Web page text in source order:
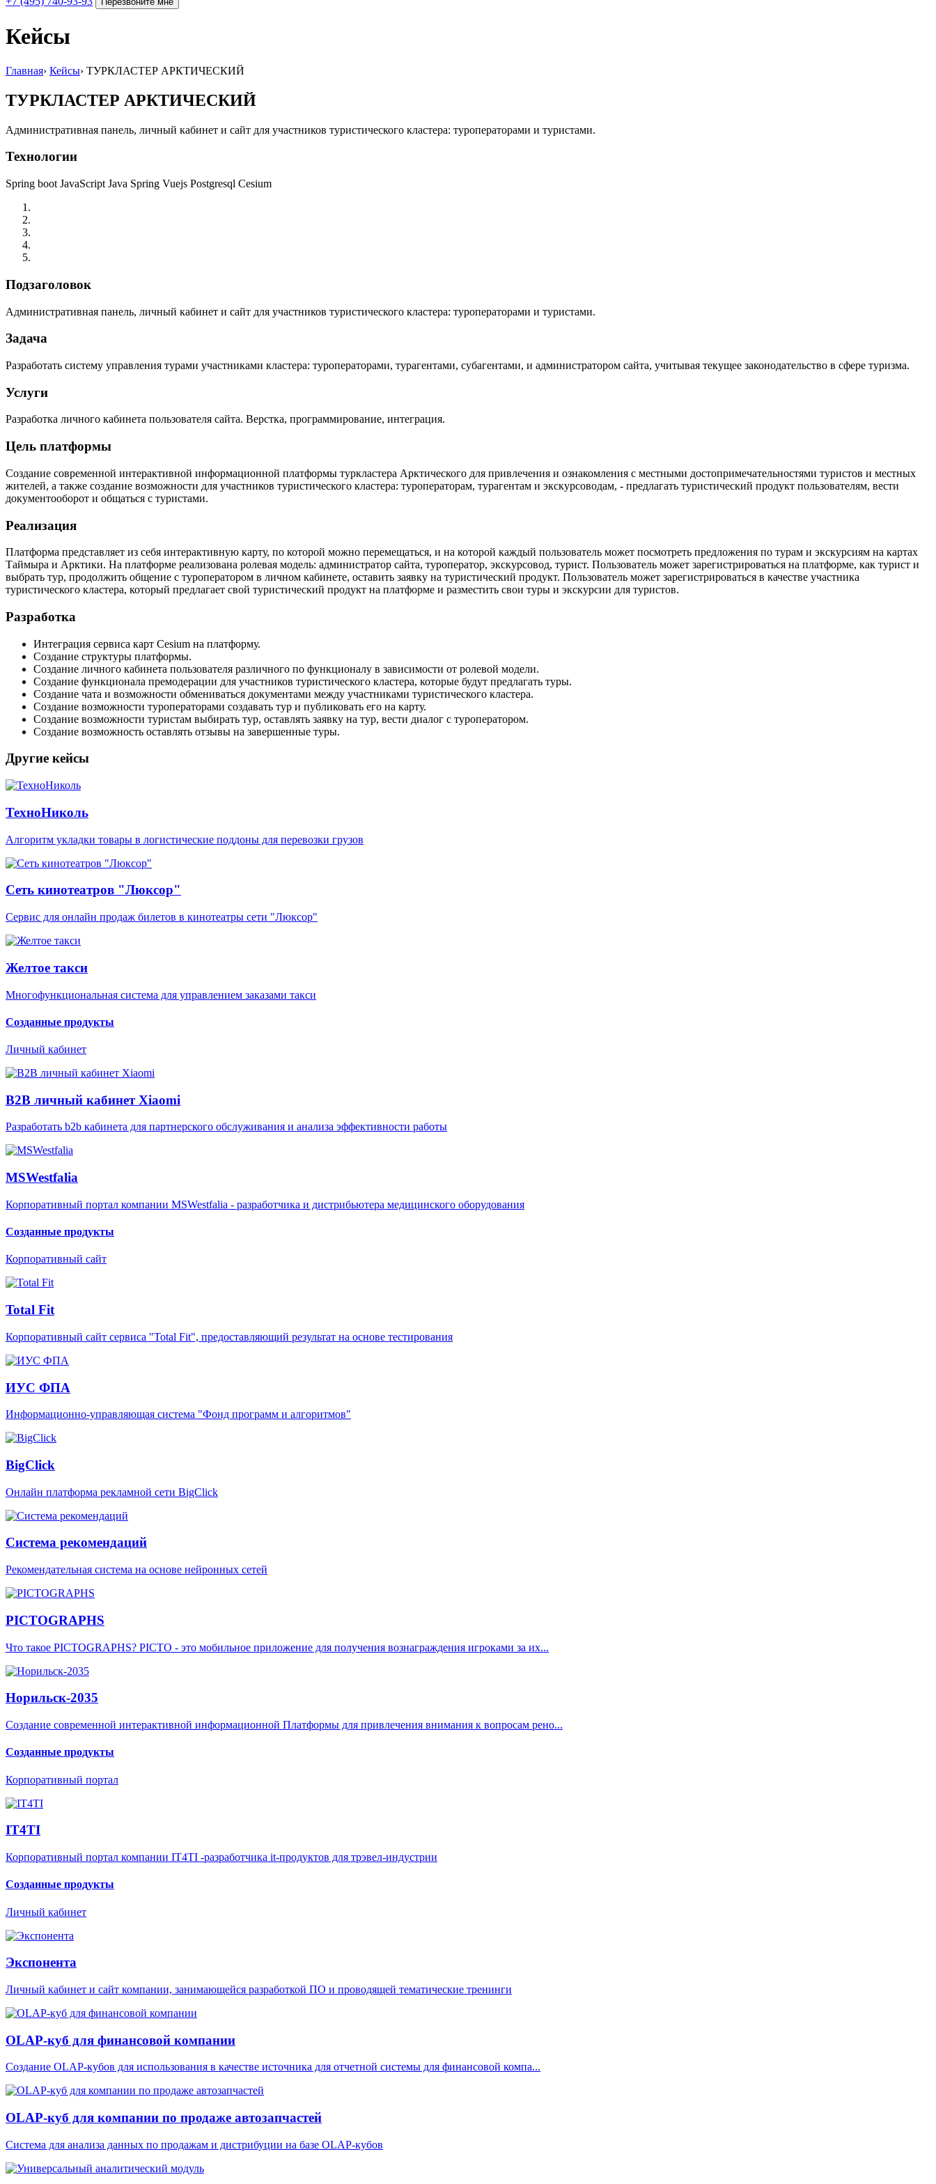
Кейсы
Главная› Кейсы› ТУРКЛАСТЕР АРКТИЧЕСКИЙ
ТУРКЛАСТЕР АРКТИЧЕСКИЙ
Административная панель, личный кабинет и сайт для участников туристического кластера: туроператорами и туристами.
Технологии
Spring boot JavaScript Java Spring Vuejs Postgresql Cesium
Подзаголовок
Административная панель, личный кабинет и сайт для участников туристического кластера: туроператорами и туристами.
Задача
Разработать систему управления турами участниками кластера: туроператорами, турагентами, субагентами, и администратором сайта, учитывая текущее законодательство в сфере туризма.
Услуги
Разработка личного кабинета пользователя сайта. Верстка, программирование, интеграция.
Цель платформы
Создание современной интерактивной информационной платформы туркластера Арктического для привлечения и ознакомления с местными достопримечательностями туристов и местных
жителей, а также создание возможности для участников туристического кластера: туроператорам, турагентам и экскурсоводам, - предлагать туристический продукт пользователям, вести
документооборот и общаться с туристами.
Реализация
Платформа представляет из себя интерактивную карту, по которой можно перемещаться, и на которой каждый пользователь может посмотреть предложения по турам и экскурсиям на картах
Таймыра и Арктики. На платформе реализована ролевая модель: администратор сайта, туроператор, экскурсовод, турист. Пользователь может зарегистрироваться на платформе, как турист и
выбрать тур, продолжить общение с туроператором в личном кабинете, оставить заявку на туристический продукт. Пользователь может зарегистрироваться в качестве участника
туристического кластера, который предлагает свой туристический продукт на платформе и разместить свои туры и экскурсии для туристов.
Разработка
Интеграция сервиса карт Cesium на платформу.
Создание структуры платформы.
Создание личного кабинета пользователя различного по функционалу в зависимости от ролевой модели.
Создание функционала премодерации для участников туристического кластера, которые будут предлагать туры.
Создание чата и возможности обмениваться документами между участниками туристического кластера.
Создание возможности туроператорами создавать тур и публиковать его на карту.
Создание возможности туристам выбирать тур, оставлять заявку на тур, вести диалог с туроператором.
Создание возможность оставлять отзывы на завершенные туры.
Другие кейсы
ТехноНиколь
Aлгоритм укладки товары в логистические поддоны для перевозки грузов
Сеть кинотеатров "Люксор"
Сервис для онлайн продаж билетов в кинотеатры сети "Люксор"
Желтое такси
Многофункциональная система для управлением заказами такси
Созданные продукты
Личный кабинет
B2B личный кабинет Xiaomi
Разработать b2b кабинета для партнерского обслуживания и анализа эффективности работы
MSWestfalia
Корпоративный портал компании MSWestfalia - разработчика и дистрибьютера медицинского оборудования
Созданные продукты
Корпоративный сайт
Total Fit
Корпоративный сайт сервиса "Total Fit", предоставляющий результат на основе тестирования
ИУС ФПА
Информационно-управляющая система "Фонд программ и алгоритмов"
BigClick
Онлайн платформа рекламной сети BigClick
Система рекомендаций
Рекомендательная система на основе нейронных сетей
PICTOGRAPHS
Что такое PICTOGRAPHS? PICTO - это мобильное приложение для получения вознаграждения игроками за их...
Норильск-2035
Создание современной интерактивной информационной Платформы для привлечения внимания к вопросам рено...
Созданные продукты
Корпоративный портал
IT4TI
Корпоративный портал компании IT4TI -разработчика it-продуктов для трэвел-индустрии
Созданные продукты
Личный кабинет
Экспонента
Личный кабинет и сайт компании, занимающейся разработкой ПО и проводящей тематические тренинги
OLAP-куб для финансовой компании
Создание OLAP-кубов для использования в качестве источника для отчетной системы для финансовой компа...
OLAP-куб для компании по продаже автозапчастей
Система для анализа данных по продажам и дистрибуции на базе OLAP-кубов